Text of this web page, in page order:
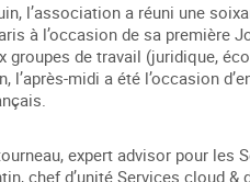
l’association a réuni une
à l’occasion de sa première
groupes de travail (juridique,
l’après-midi a été l’occasion
expert advisor pour les
chef d’unité Services cloud &